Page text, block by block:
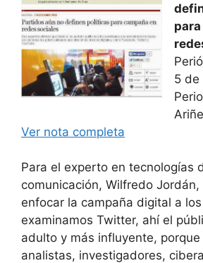
5 de
Ver nota completa
Para el experto en tecnologías
comunicación, Wilfredo
enfocar la campaña digital a los
examinamos Twitter, ahí el
adulto y más influyente,
analistas, investigadores,